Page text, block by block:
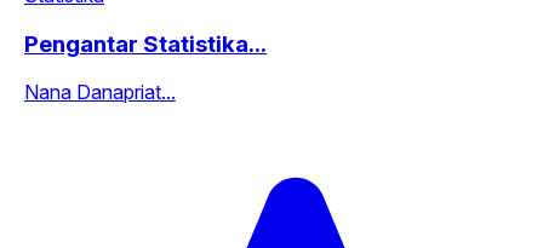
Pengantar Statistika...
Nana Danapriat...